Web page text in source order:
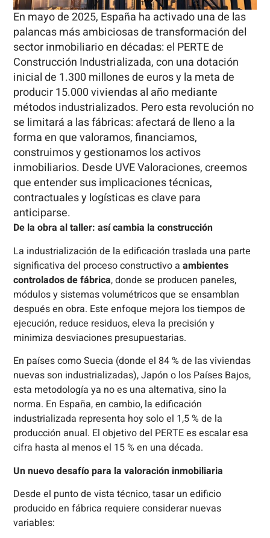
En mayo de 2025, España ha activado una de las
palancas más ambiciosas de transformación del
sector inmobiliario en décadas: el PERTE de
Construcción Industrializada, con una dotación
inicial de 1.300 millones de euros y la meta de
producir 15.000 viviendas al año mediante
métodos industrializados. Pero esta revolución no
se limitará a las fábricas: afectará de lleno a la
forma en que valoramos, financiamos,
construimos y gestionamos los activos
inmobiliarios. Desde UVE Valoraciones, creemos
que entender sus implicaciones técnicas,
contractuales y logísticas es clave para
anticiparse.
De la obra al taller: así cambia la construcción
La industrialización de la edificación traslada una parte
significativa del proceso constructivo aambientes
controlados de fábrica, donde se producen paneles,
módulos y sistemas volumétricos que se ensamblan
después en obra. Este enfoque mejora los tiempos de
ejecución, reduce residuos, eleva la precisión y
minimiza desviaciones presupuestarias.
En países como Suecia (donde el 84 % de las viviendas
nuevas son industrializadas), Japón o los Países Bajos,
esta metodología ya no es una alternativa, sino la
norma. En España, en cambio, la edificación
industrializada representa hoy solo el 1,5 % de la
producción anual. El objetivo del PERTE es escalar esa
cifra hasta al menos el 15 % en una década.
Un nuevo desafío para la valoración inmobiliaria
Desde el punto de vista técnico, tasar un edificio
producido en fábrica requiere considerar nuevas
variables: